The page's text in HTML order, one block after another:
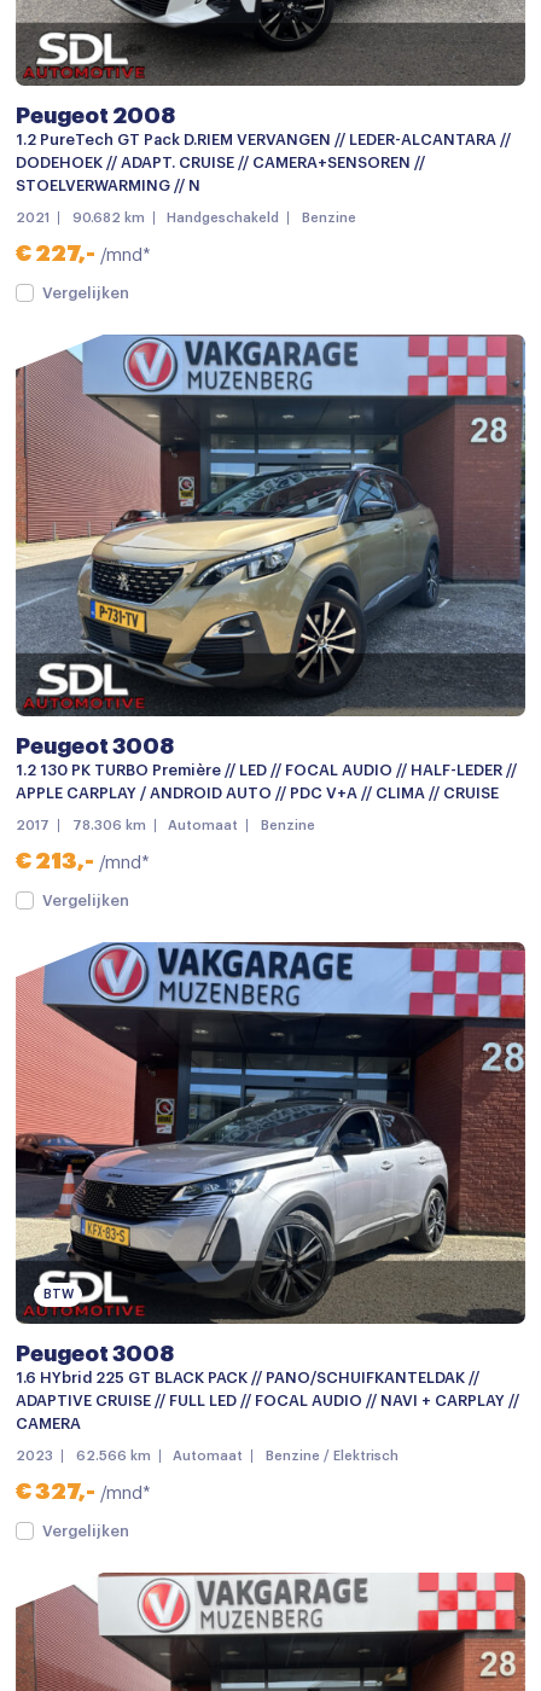
Dakrails
Dimlichten automatisch
Grootlichtassistent
Keyless entry
keyless entry
LED achterlichten
LED koplampen
Lichtmetalen velgen
Lichtmetalen velgen 18"
Mistlampen voor
Parkeer assistent
Parkeer assistent
Parkeersensor achter
Parkeersensor voor
Parkeersensor voor en achter
Achteruitrijcamera
Android auto
Apple carplay
Bluetooth telefoonvoorbereiding
Multimedia-voorbereiding
Multimedia systeem
Navigatie
Navigatiesysteem full map
Navigatie voorbereiding
Radio
Spraakbediening
Stuurwiel multifunctioneel
Achterbank in delen neerklapbaar
Airco met elektronische regeling
Armsteun voor
Bestuurdersstoel in hoogte verstelbaar
Binnenspiegel automatisch dimmend
Climate control
Cruise control adaptief
Elektrische ramen achter
Elektrische ramen voor
Peugeot 2008
1.2 PureTech GT Pack D.RIEM VERVANGEN // LEDER-ALCANTARA //
DODEHOEK // ADAPT. CRUISE // CAMERA+SENSOREN //
STOELVERWARMING // N
2021 90.682 km Handgeschakeld Benzine
€ 227,- /mnd*
Vergelijken
Peugeot 3008
1.2 130 PK TURBO Première // LED // FOCAL AUDIO // HALF-LEDER //
APPLE CARPLAY / ANDROID AUTO // PDC V+A // CLIMA // CRUISE
2017 78.306 km Automaat Benzine
€ 213,- /mnd*
Vergelijken
BTW
Peugeot 3008
1.6 HYbrid 225 GT BLACK PACK // PANO/SCHUIFKANTELDAK //
ADAPTIVE CRUISE // FULL LED // FOCAL AUDIO // NAVI + CARPLAY //
CAMERA
2023 62.566 km Automaat Benzine / Elektrisch
€ 327,- /mnd*
Vergelijken